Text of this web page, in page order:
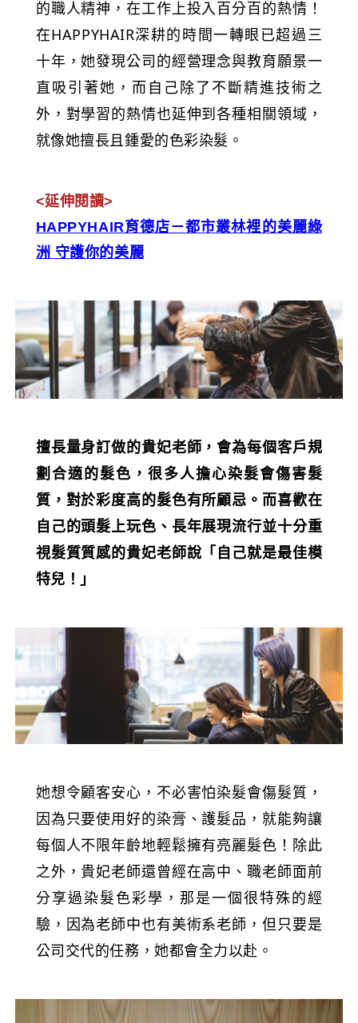
的職人精神，在工作上投入百分百的熱情！
在HAPPYHAIR深耕的時間一轉眼已超過三
十年，她發現公司的經營理念與教育願景一
直吸引著她，而自己除了不斷精進技術之
外，對學習的熱情也延伸到各種相關領域，
就像她擅長且鍾愛的色彩染髮。
<延伸閱讀>
HAPPYHAIR育德店－都市叢林裡的美麗綠
洲 守護你的美麗
擅長量身訂做的貴妃老師，會為每個客戶規
劃合適的髮色，很多人擔心染髮會傷害髮
質，對於彩度高的髮色有所顧忌。而喜歡在
自己的頭髮上玩色、長年展現流行並十分重
視髮質質感的貴妃老師說「自己就是最佳模
特兒！」
她想令顧客安心，不必害怕染髮會傷髮質，
因為只要使用好的染膏、護髮品，就能夠讓
每個人不限年齡地輕鬆擁有亮麗髮色！除此
之外，貴妃老師還曾經在高中、職老師面前
分享過染髮色彩學，那是一個很特殊的經
驗，因為老師中也有美術系老師，但只要是
公司交代的任務，她都會全力以赴。